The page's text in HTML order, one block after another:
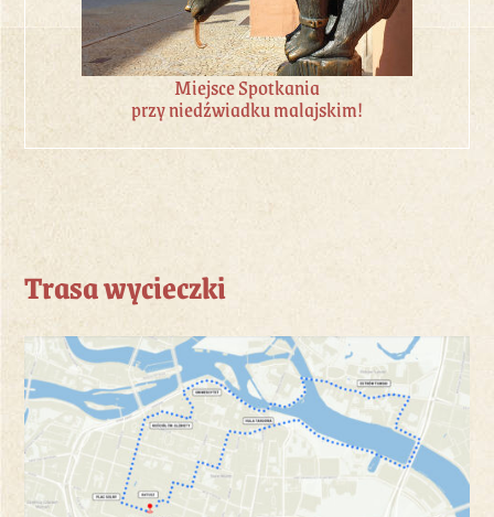
Miejsce Spotkania
przy niedźwiadku malajskim!
Trasa wycieczki